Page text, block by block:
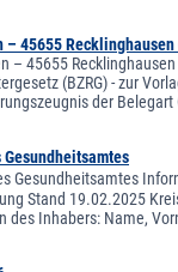
– 45655 Recklinghausen
– 45655
(BZRG) - zur
der Belegart
Gesundheitsamtes
Stand 19.02.2025
Inhabers: Name,